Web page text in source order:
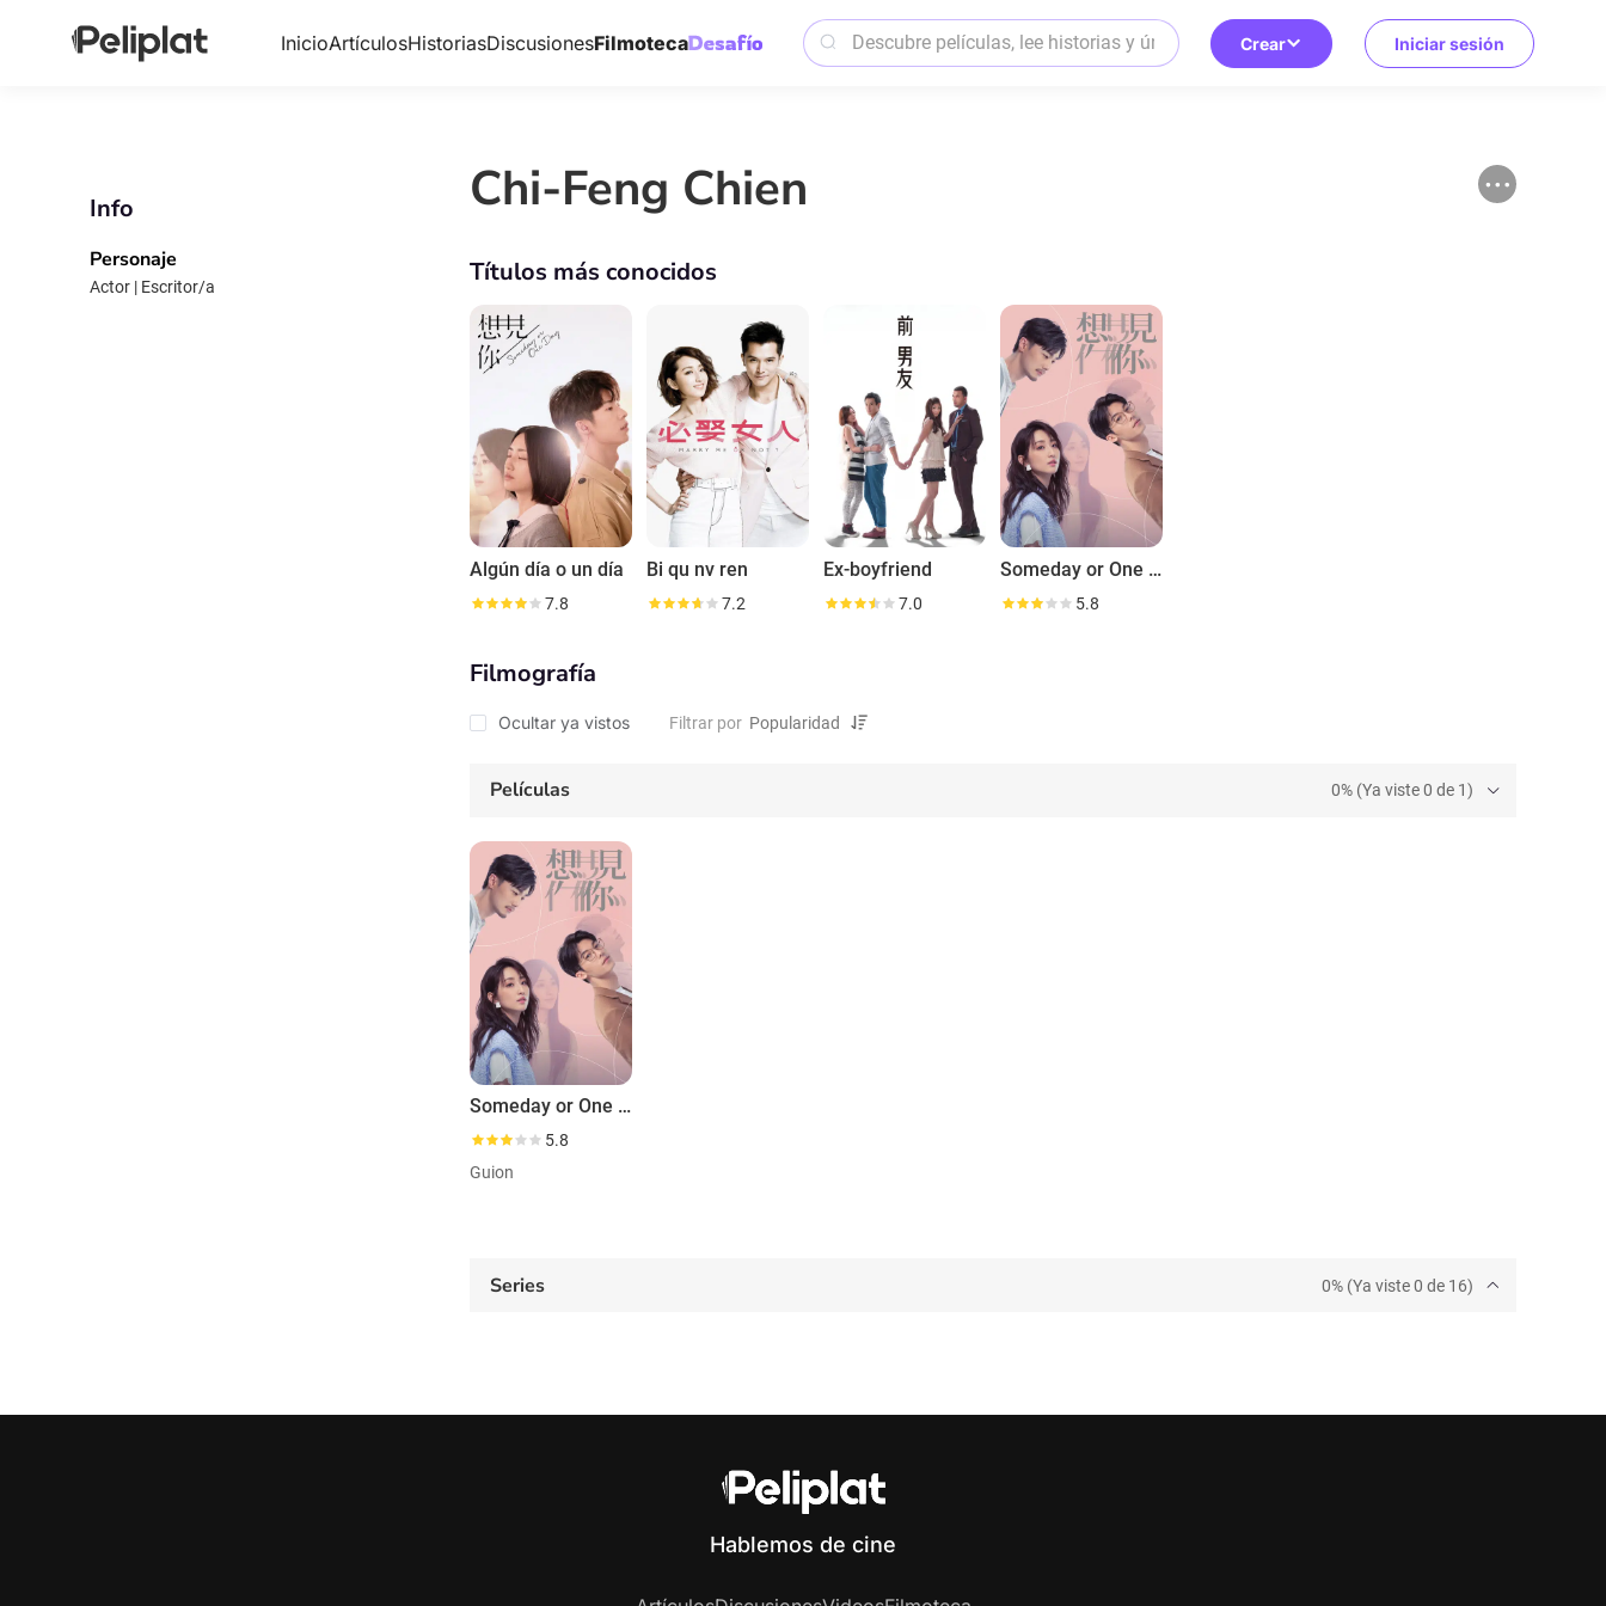
InicioArtículosHistoriasDiscusionesFilmoteca Crear Iniciar sesión
Info
Personaje
Actor | Escritor/a
Chi-Feng Chien
Títulos más conocidos
Algún día o un día
7.8
Bi qu nv ren
7.2
Ex-boyfriend
7.0
Someday or One Day
5.8
Filmografía
Ocultar ya vistos Filtrar por
Películas 0% (Ya viste 0 de 1)
Someday or One Day
5.8
Guion
Series 0% (Ya viste 0 de 16)
Hablemos de cine